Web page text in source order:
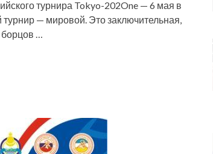
турнира Tokyo-202One — 6 мая в
— мировой. Это заключительная,
…